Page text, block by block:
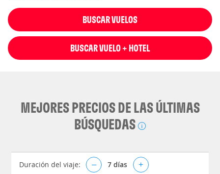
BUSCAR VUELOS
BUSCAR VUELO + HOTEL
MEJORES PRECIOS DE LAS ÚLTIMAS
BÚSQUEDAS
Duración del viaje: – 7 días +